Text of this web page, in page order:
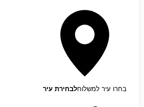
בחרו עיר למשלוחלבחירת עיר